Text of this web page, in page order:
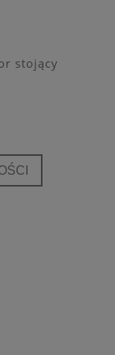
stojący